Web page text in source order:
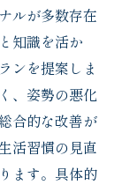
ルが多数存在
知識を活か
ンを提案しま
、姿勢の悪化
合的な改善が
活習慣の見直
ます。具体的